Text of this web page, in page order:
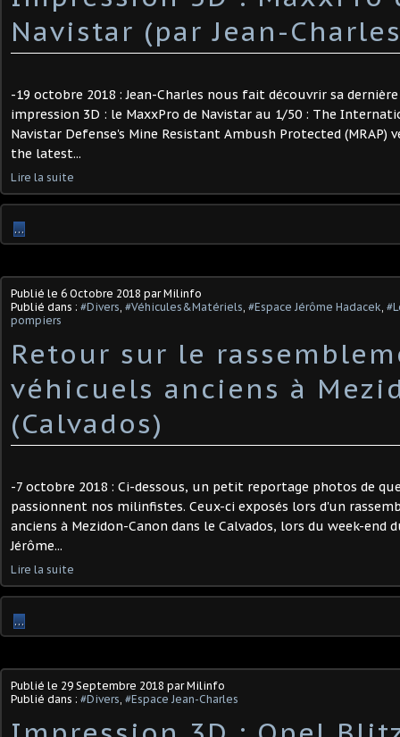
Navistar (par Jean-
-19 octobre 2018 : Jean-Charles nous fait découvrir sa
impression 3D : le MaxxPro de Navistar au 1/50 : The
Navistar Defense's Mine Resistant Ambush Protected (MRAP)
the latest...
Lire la suite
…
Publié le 6 Octobre 2018 par Milinfo
Publié dans : #Divers, #Véhicules&Matériels, #Espace Jérôme Hadacek,
pompiers
Retour sur le
véhicuels anciens à
(Calvados)
-7 octobre 2018 : Ci-dessous, un petit reportage photos de
passionnent nos milinfistes. Ceux-ci exposés lors d'un
anciens à Mezidon-Canon dans le Calvados, lors du week-end
Jérôme...
Lire la suite
…
Publié le 29 Septembre 2018 par Milinfo
Publié dans : #Divers, #Espace Jean-Charles